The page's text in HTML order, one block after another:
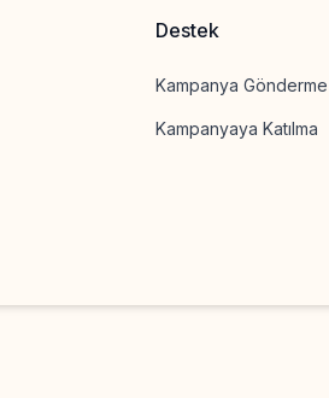
Destek
Kampanya Gönderme
Kampanyaya Katılma